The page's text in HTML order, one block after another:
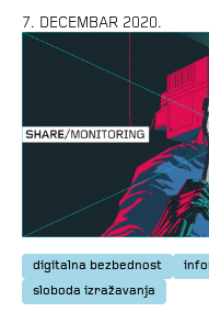
projekta “Sigurno
unutrašnjih poslova,
lica i analizu našeg
protest protiv ovakvih
7. DECEMBAR 2020.
digitalna bezbednost
sloboda izražavanja